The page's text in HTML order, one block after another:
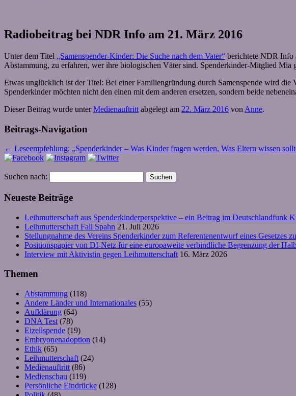
Radiobeitrag bei NDR Info am 21. März 2016
Unter dem Titel „Samenspender-Kinder: Die Suche nach dem Vater“ berichtete NDR Info
Abstammung, zu erfahren, wer ihre biologischen Väter sind. Spenderkinder-Mitglied Mia
Etwas unglücklich ist der Titel: Bei einer Familiengründung durch Samenspende wird
Spenderkinder möchten nicht den einen mit dem anderen ersetzen, sondern beide
Dieser Beitrag wurde unterMedienauftritt abgelegt am 22. März 2016 von Anne.
Beitrags-Navigation
← Leseempfehlung: „Spenderkinder – Was Kinder fragen werden, Was Eltern wissen
Suchen nach:
Neueste Beiträge
Leihmutterschaft aus Spenderkinderperspektive – ein Beitrag im Deutschlandfunk
Leihmutterschaft Fall Spahn 21. Juli 2026
Stellungnahme des Vereins Spenderkinder zum Referentenentwurf eines
Positionspapier von DI-Netz für eine europaweite verbindliche Begrenzung der
Interview mit Aktivistin gegen Leihmutterschaft 16. März 2026
Themen
Abstammung (118)
Andere Länder und Internationales (55)
Aufklärung (64)
DNA Test (78)
Eizellspende (19)
Embryonenadoption (14)
Ethik (65)
Leihmutterschaft (24)
Medienauftritt (86)
Medienschau (119)
Persönliche Eindrücke (128)